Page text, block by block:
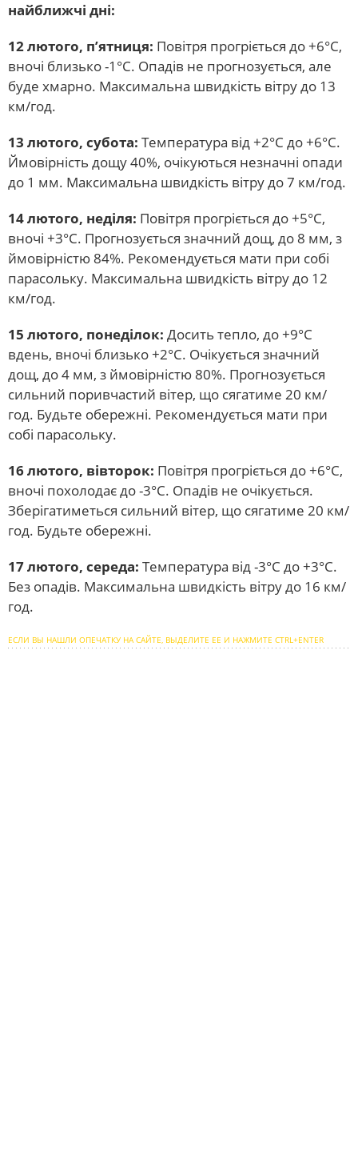
найближчі дні:
12 лютого, п’ятниця: Повітря прогріється до +6°С,
вночі близько -1°С. Опадів не прогнозується, але
буде хмарно. Максимальна швидкість вітру до 13
км/год.
13 лютого, субота: Температура від +2°С до +6°С.
Ймовірність дощу 40%, очікуються незначні опади
до 1 мм. Максимальна швидкість вітру до 7 км/год.
14 лютого, неділя: Повітря прогріється до +5°С,
вночі +3°С. Прогнозується значний дощ, до 8 мм, з
ймовірністю 84%. Рекомендується мати при собі
парасольку. Максимальна швидкість вітру до 12
км/год.
15 лютого, понеділок: Досить тепло, до +9°С
вдень, вночі близько +2°С. Очікується значний
дощ, до 4 мм, з ймовірністю 80%. Прогнозується
сильний поривчастий вітер, що сягатиме 20 км/
год. Будьте обережні. Рекомендується мати при
собі парасольку.
16 лютого, вівторок: Повітря прогріється до +6°С,
вночі похолодає до -3°С. Опадів не очікується.
Зберігатиметься сильний вітер, що сягатиме 20 км/
год. Будьте обережні.
17 лютого, середа: Температура від -3°С до +3°С.
Без опадів. Максимальна швидкість вітру до 16 км/
год.
ЕСЛИ ВЫ НАШЛИ ОПЕЧАТКУ НА САЙТЕ, ВЫДЕЛИТЕ ЕЕ И НАЖМИТЕ CTRL+ENTER